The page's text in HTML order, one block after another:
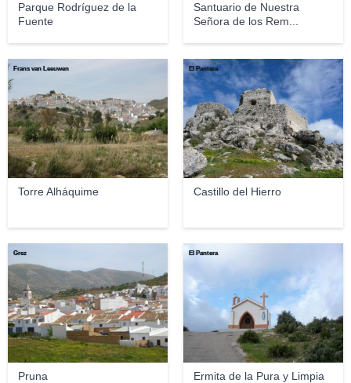
Parque Rodríguez de la
Fuente
Santuario de Nuestra
Señora de los Rem...
Torre Alháquime
Frans van Leeuwen
Castillo del Hierro
El Pantera
Pruna
Grez
Ermita de la Pura y Limpia
El Pantera